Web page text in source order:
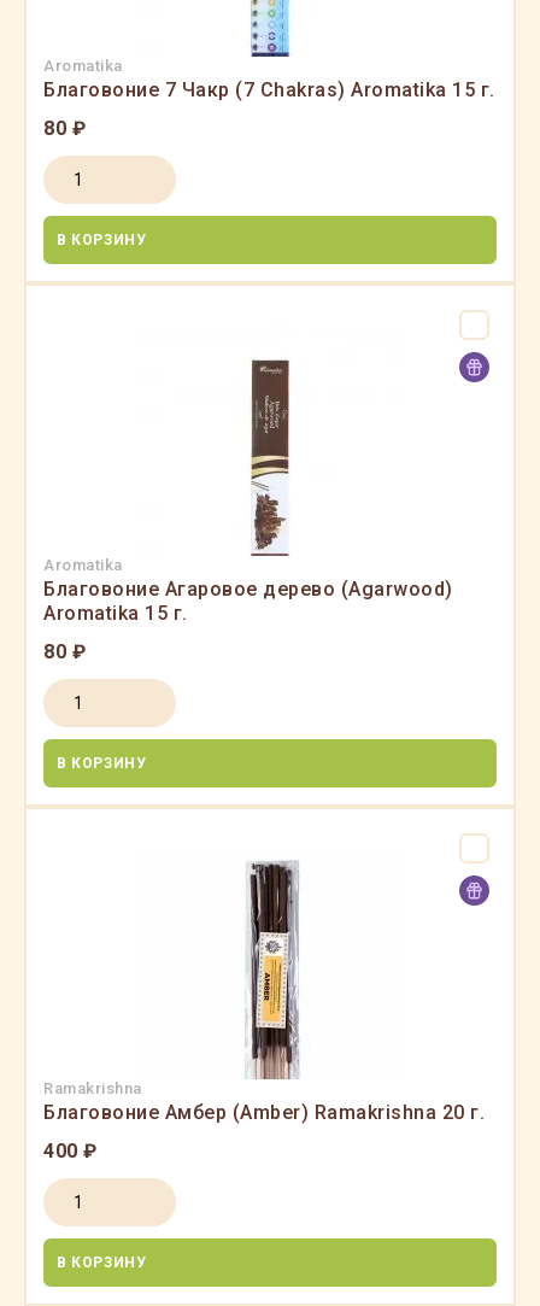
Aromatika
Благовоние 7 Чакр (7 Chakras) Aromatika 15 г.
80 ₽
В КОРЗИНУ
Aromatika
Благовоние Агаровое дерево (Agarwood)
Aromatika 15 г.
80 ₽
В КОРЗИНУ
Ramakrishna
Благовоние Амбер (Amber) Ramakrishna 20 г.
400 ₽
В КОРЗИНУ